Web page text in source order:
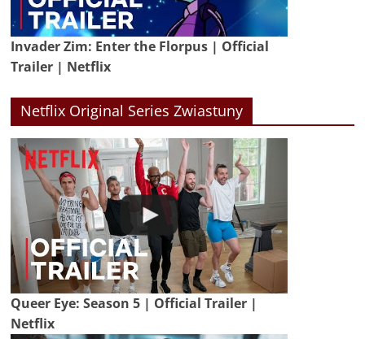
Invader Zim: Enter the Florpus | Official
Trailer | Netflix
Netflix Original Series Zwiastuny
Queer Eye: Season 5 | Official Trailer |
Netflix